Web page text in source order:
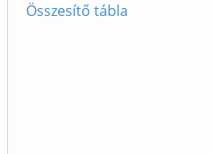
Összesítő tábla